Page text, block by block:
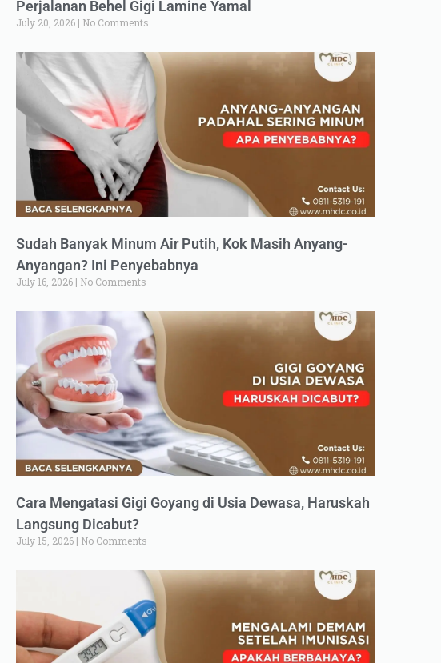
Perjalanan Behel Gigi Lamine Yamal
July 20, 2026 No Comments
Sudah Banyak Minum Air Putih, Kok Masih Anyang-
Anyangan? Ini Penyebabnya
July 16, 2026 No Comments
Cara Mengatasi Gigi Goyang di Usia Dewasa, Haruskah
Langsung Dicabut?
July 15, 2026 No Comments